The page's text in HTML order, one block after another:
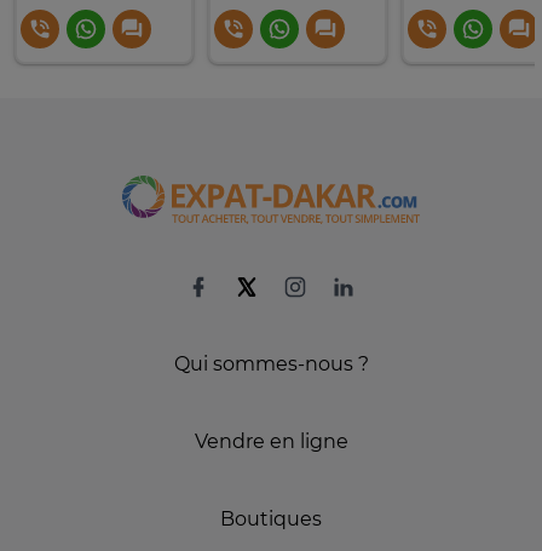
Qui sommes-nous ?
Vendre en ligne
Boutiques